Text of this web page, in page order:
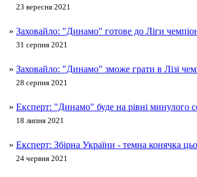
23 вересня 2021
» Заховайло: "Динамо" готове до Ліги
31 серпня 2021
» Заховайло: "Динамо" зможе грати в Лізі
28 серпня 2021
» Експерт: "Динамо" буде на рівні минулого
18 липня 2021
» Експерт: Збірна України - темна конячка
24 червня 2021